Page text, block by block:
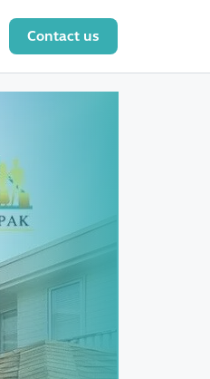
Contact us